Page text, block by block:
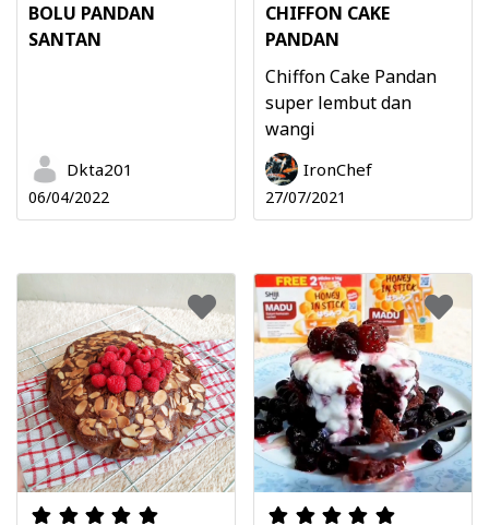
BOLU PANDAN
SANTAN
Dkta201
06/04/2022
CHIFFON CAKE
PANDAN
Chiffon Cake Pandan
super lembut dan
wangi
IronChef
27/07/2021